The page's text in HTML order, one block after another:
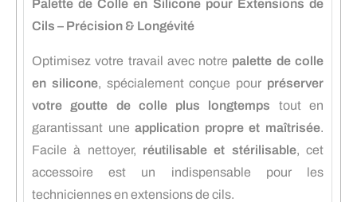
Palette de Colle en Silicone pour Extensions de
Cils – Précision & Longévité
Optimisez votre travail avec notre palette de colle
en silicone, spécialement conçue pour préserver
votre goutte de colle plus longtemps tout en
garantissant uneapplication propre et maîtrisée.
Facile à nettoyer, réutilisable et stérilisable, cet
accessoire est un indispensable pour les
techniciennes en extensions de cils.